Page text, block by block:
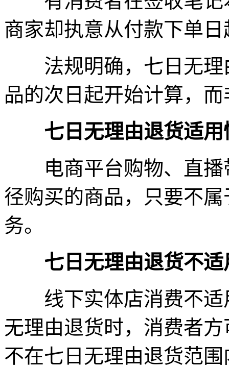
商家却执意从付款下单
法规明确，七日无理
品的次日起开始计算，
七日无理由退货适用
电商平台购物、直播
径购买的商品，只要不
务。
七日无理由退货不适
线下实体店消费不适
无理由退货时，消费者
不在七日无理由退货范